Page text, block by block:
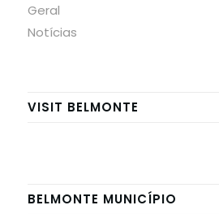
Geral
Notícias
VISIT BELMONTE
BELMONTE MUNICÍPIO